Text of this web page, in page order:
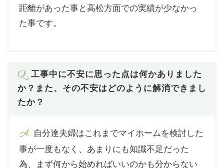
距離があった事と高松方面での実績が少なかっ
た事です。
Q. 工事中に不安に思った点は何かありました
か？また、その不安はどのように解消できまし
たか？
A. 自分達夫婦はこれまでマイホームを検討した
事が一度もなく、あまりにも知識不足だった
為、まず何から始めればいいのかも分からない